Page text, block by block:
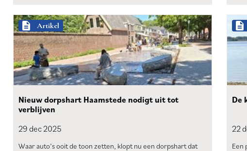
description Artikel
Nieuw dorpshart Haamstede nodigt uit tot
verblijven
29 dec2025
Waar auto’s ooit de toon zetten, klopt nu een dorpshart dat
description
De
22
Een